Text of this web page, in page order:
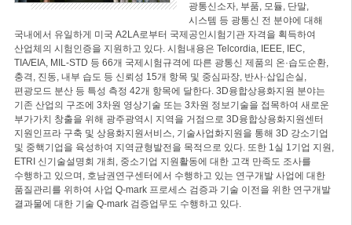
광통신소자, 부품, 모듈, 단말,
시스템 등 광통신 전 분야에 대해
국내에서 유일하게 미국 A2LA로부터 국제공인시험기관 자격을 획득하여
산업체의 시험인증을 지원하고 있다. 시험내용은 Telcordia, IEEE, IEC,
TIA/EIA, MIL-STD 등 66개 국제시험규격에 따른 광통신 제품의 온·습도순환,
충격, 진동, 내부 습도 등 신뢰성 15개 항목 및 중심파장, 반사·삽입손실,
편광모드 분산 등 특성 측정 42개 항목에 달한다. 3D융합상용화지원 분야는
기존 산업의 구조에 3차원 영상기술 또는 3차원 정보기술을 접목하여 새로운
부가가치 창출을 위해 광주광역시 지역을 거점으로 3D융합상용화지원센터
지원인프라 구축 및 상용화지원서비스, 기술사업화지원을 통해 3D 강소기업
및 중핵기업을 육성하여 지역균형발전을 목적으로 있다. 또한 1실 1기업 지원,
ETRI 신기술설명회 개최, 중소기업 지원활동에 대한 고객 만족도 조사를
수행하고 있으며, 호남권연구센터에서 수행하고 있는 연구개발 사업에 대한
품질관리를 위하여 사업 Q-mark 프로세스 검증과 기술 이전을 위한 연구개발
결과물에 대한 기술 Q-mark 검증업무도 수행하고 있다.